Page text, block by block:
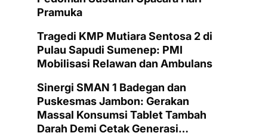
Pramuka
Tragedi KMP Mutiara Sentosa 2 di
Pulau Sapudi Sumenep: PMI
Mobilisasi Relawan dan Ambulans
Sinergi SMAN 1 Badegan dan
Puskesmas Jambon: Gerakan
Massal Konsumsi Tablet Tambah
Darah Demi Cetak Generasi